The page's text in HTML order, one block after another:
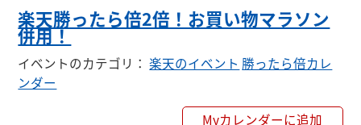
matome/
楽天勝ったら倍2倍！お買い物マラソン
併用！
イベントのカテゴリ ： 楽天のイベント 勝ったら倍カレ
ンダー
Myカレンダーに追加